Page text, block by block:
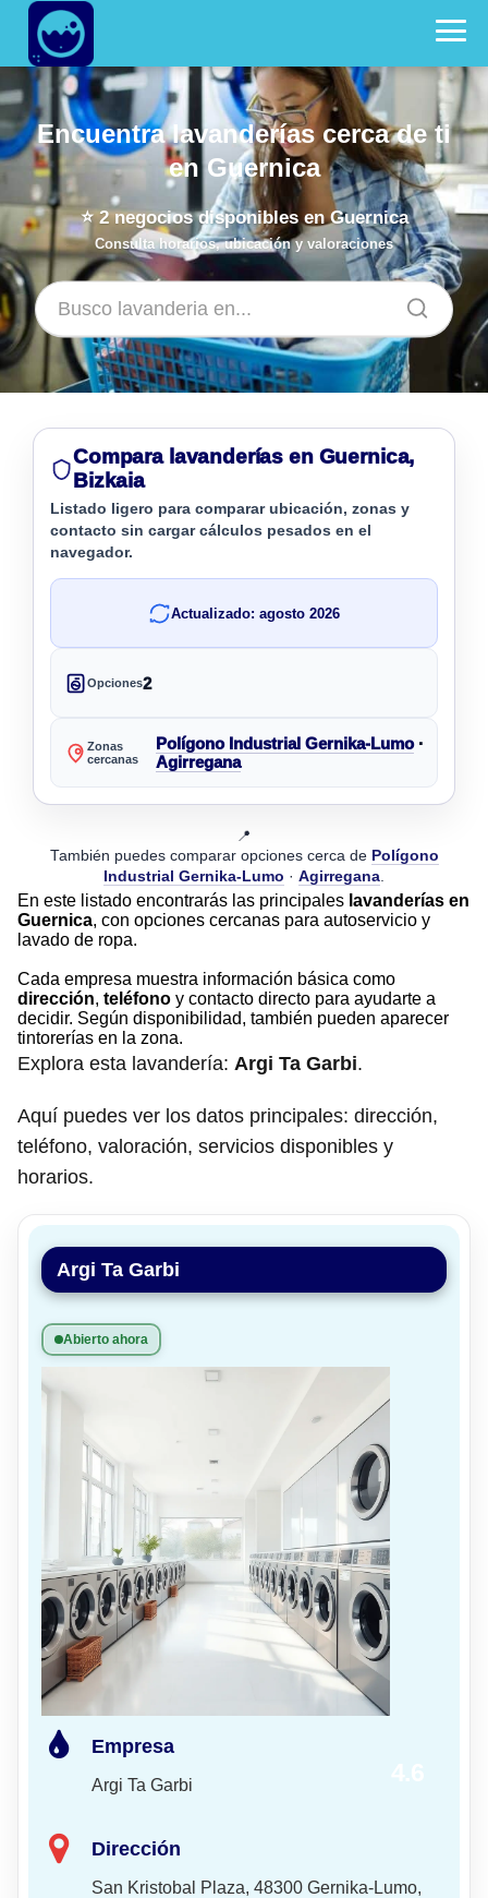
Encuentra lavanderías cerca de ti
en Guernica
⭐2negocios disponibles en Guernica
Consulta horarios, ubicación y valoraciones
Compara lavanderías en Guernica,
Bizkaia
Listado ligero para comparar ubicación, zonas y
contacto sin cargar cálculos pesados en el
navegador.
Actualizado: agosto 2026
Opciones2
Zonas
cercanas
Polígono Industrial Gernika-Lumo·
Agirregana
📍
También puedes comparar opciones cerca de Polígono
Industrial Gernika-Lumo · Agirregana.
En este listado encontrarás las principales lavanderías en
Guernica, con opciones cercanas para autoservicio y
lavado de ropa.
Cada empresa muestra información básica como
dirección, teléfono y contacto directo para ayudarte a
decidir. Según disponibilidad, también pueden aparecer
tintorerías en la zona.
Explora esta lavandería: Argi Ta Garbi.
Aquí puedes ver los datos principales: dirección,
teléfono, valoración, servicios disponibles y
horarios.
Argi Ta Garbi
Abierto ahora
Empresa
Argi Ta Garbi
Dirección
San Kristobal Plaza, 48300 Gernika-Lumo,